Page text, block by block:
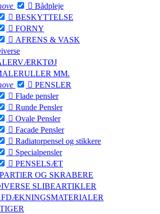
 Bådpleje
 BESKYTTELSE
 FORNY
 AFRENS & VASK
MM.
 PENSLER
 Flade pensler
 Runde Pensler
 Ovale Pensler
 Facade Pensler
 Radiatorpensel og stikkere
 Specialpensler
 PENSELSÆT
OG SKRABERE
SLIBEARTIKLER